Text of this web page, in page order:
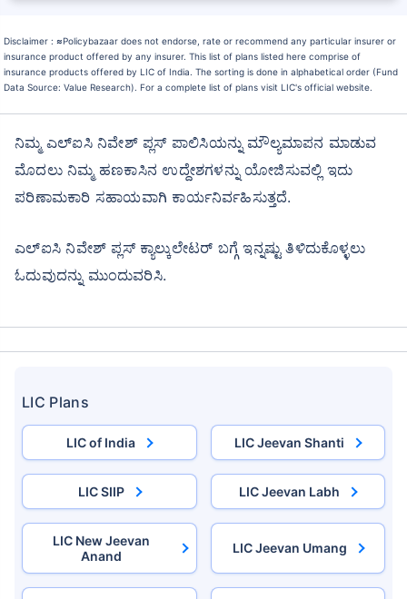
Disclaimer :≈Policybazaar does not endorse, rate or recommend any particular insurer or
insurance product offered by any insurer. This list of plans listed here comprise of
insurance products offered by LIC of India. The sorting is done in alphabetical order (Fund
Data Source: Value Research). For a complete list of plans visit LIC's official website.
ನಿಮ್ಮ ಎಲ್ಐಸಿ ನಿವೇಶ್ ಪ್ಲಸ್ ಪಾಲಿಸಿಯನ್ನು ಮೌಲ್ಯಮಾಪನ ಮಾಡುವ
ಮೊದಲು ನಿಮ್ಮ ಹಣಕಾಸಿನ ಉದ್ದೇಶಗಳನ್ನು ಯೋಜಿಸುವಲ್ಲಿ ಇದು
ಪರಿಣಾಮಕಾರಿ ಸಹಾಯವಾಗಿ ಕಾರ್ಯನಿರ್ವಹಿಸುತ್ತದೆ.
ಎಲ್ಐಸಿ ನಿವೇಶ್ ಪ್ಲಸ್ ಕ್ಯಾಲ್ಕುಲೇಟರ್ ಬಗ್ಗೆ ಇನ್ನಷ್ಟು ತಿಳಿದುಕೊಳ್ಳಲು
ಓದುವುದನ್ನು ಮುಂದುವರಿಸಿ.
LIC Plans
LIC of India LIC Jeevan Shanti
LIC SIIP LIC Jeevan Labh
LIC New Jeevan
Anand
LIC Jeevan Umang